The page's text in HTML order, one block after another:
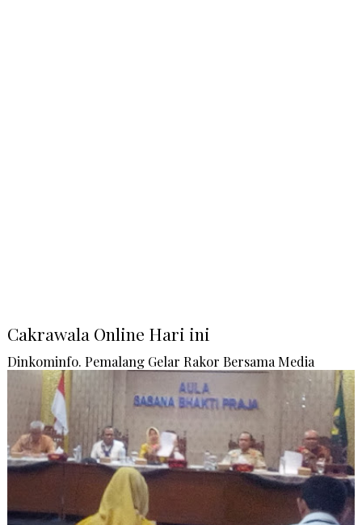
Cakrawala Online Hari ini
Dinkominfo. Pemalang Gelar Rakor Bersama Media